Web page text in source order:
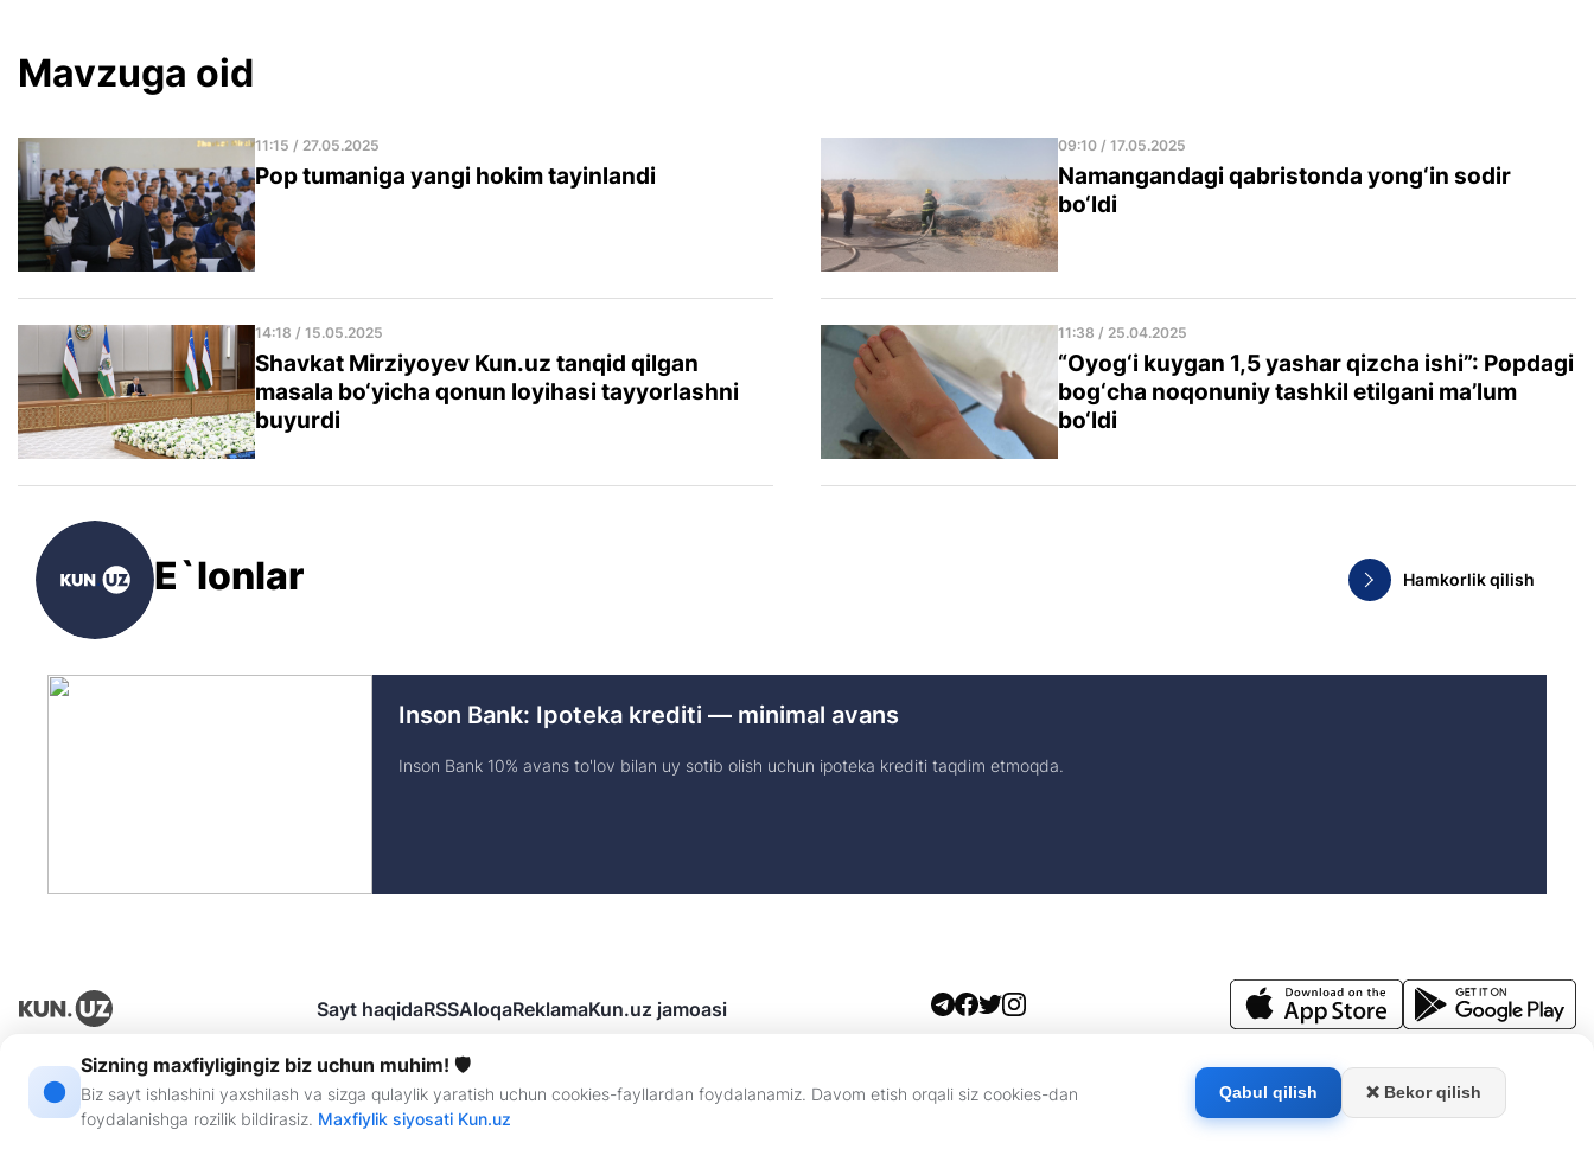
Sizning maxfiyligingiz biz uchun muhim! 🛡
Biz sayt ishlashini yaxshilash va sizga qulaylik yaratish uchun cookies-fayllardan foydalanamiz. Davom etish orqali siz cookies-dan
foydalanishga rozilik bildirasiz. Maxfiylik siyosati Kun.uz
Qabul qilish ❌ Bekor qilish
Mavzuga oid
11:15 / 27.05.2025
Pop tumaniga yangi hokim tayinlandi
09:10 / 17.05.2025
Namangandagi qabristonda yong‘in sodir
bo‘ldi
14:18 / 15.05.2025
Shavkat Mirziyoyev Kun.uz tanqid qilgan
masala bo‘yicha qonun loyihasi tayyorlashni
buyurdi
11:38 / 25.04.2025
“Oyog‘i kuygan 1,5 yashar qizcha ishi”: Popdagi
bog‘cha noqonuniy tashkil etilgani ma’lum
bo‘ldi
E`lonlar Hamkorlik qilish
Inson Bank: Ipoteka krediti — minimal avans
Inson Bank 10% avans to'lov bilan uy sotib olish uchun ipoteka krediti taqdim etmoqda.
Sayt haqidaRSSAloqaReklamaKun.uz jamoasi
“KUN.UZ” saytida eʼlon qilingan materiallardan nusxa koʻchirish, tarqatish va boshqa shakllarda foydalanish faqat tahririyat yozma roziligi bilan amalga oshirilishi mumkin.
Guvohnoma: №0987. Berilgan sanasi: 22.06.2015-yil. Muassis: “WEB EXPERT” MCHJ. Tahririyat manzili: 100043, Toshkent shahri, Chilonzor tumani, Novza ko‘chasi, 1-Charx Kamolon MFY, 12-uy. Elektron manzil:
info@kun.uz
Saytda eʼlon qilinayotgan mualliflik maqolalarida keltirilgan fikrlar muallifga tegishli va ular Kun.uz tahririyati nuqtayi nazarini ifoda etmasligi mumkin.